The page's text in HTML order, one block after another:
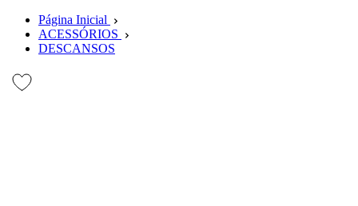
Página Inicial
ACESSÓRIOS
DESCANSOS